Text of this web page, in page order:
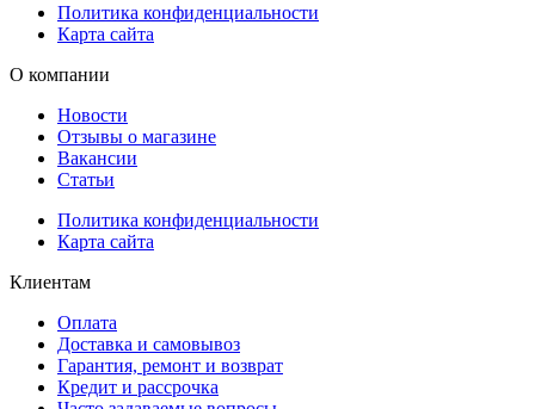
Политика конфиденциальности
Карта сайта
О компании
Новости
Отзывы о магазине
Вакансии
Статьи
Политика конфиденциальности
Карта сайта
Клиентам
Оплата
Доставка и самовывоз
Гарантия, ремонт и возврат
Кредит и рассрочка